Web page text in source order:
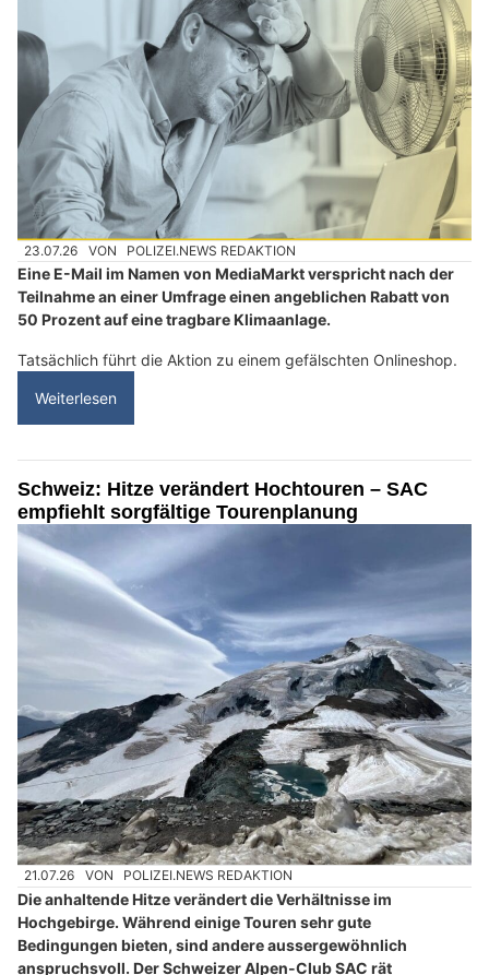
23.07.26 VON POLIZEI.NEWS REDAKTION
Eine E-Mail im Namen von MediaMarkt verspricht nach der
Teilnahme an einer Umfrage einen angeblichen Rabatt von
50 Prozent auf eine tragbare Klimaanlage.
Tatsächlich führt die Aktion zu einem gefälschten Onlineshop.
Weiterlesen
Schweiz: Hitze verändert Hochtouren – SAC
empfiehlt sorgfältige Tourenplanung
21.07.26 VON POLIZEI.NEWS REDAKTION
Die anhaltende Hitze verändert die Verhältnisse im
Hochgebirge. Während einige Touren sehr gute
Bedingungen bieten, sind andere aussergewöhnlich
anspruchsvoll. Der Schweizer Alpen-Club SAC rät